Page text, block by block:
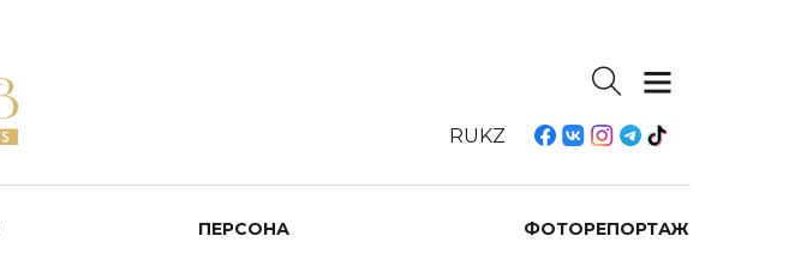
RUKZ
ПЕРСОНА ФОТОРЕПОРТАЖ